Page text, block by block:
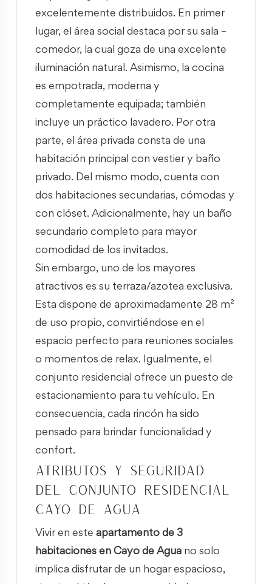
excelentemente distribuidos. En primer
lugar, el área social destaca por su sala –
comedor, la cual goza de una excelente
iluminación natural. Asimismo, la cocina
es empotrada, moderna y
completamente equipada; también
incluye un práctico lavadero. Por otra
parte, el área privada consta de una
habitación principal con vestier y baño
privado. Del mismo modo, cuenta con
dos habitaciones secundarias, cómodas y
con clóset. Adicionalmente, hay un baño
secundario completo para mayor
comodidad de los invitados.
Sin embargo, uno de los mayores
atractivos es su terraza/azotea exclusiva.
Esta dispone de aproximadamente 28 m²
de uso propio, convirtiéndose en el
espacio perfecto para reuniones sociales
o momentos de relax. Igualmente, el
conjunto residencial ofrece un puesto de
estacionamiento para tu vehículo. En
consecuencia, cada rincón ha sido
pensado para brindar funcionalidad y
confort.
Atributos y seguridad
del conjunto residencial
Cayo de Agua
Vivir en este apartamento de 3
habitaciones en Cayo de Agua no solo
implica disfrutar de un hogar espacioso,